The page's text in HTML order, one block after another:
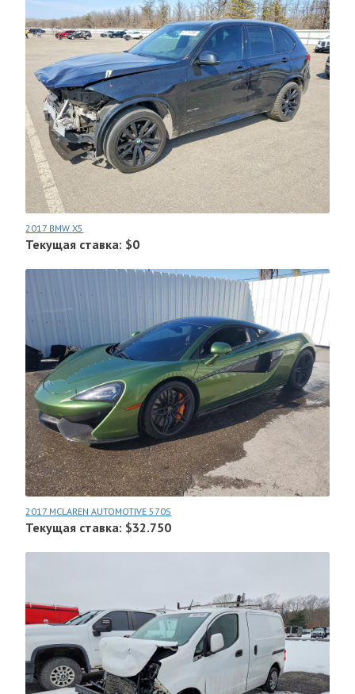
2017 BMW X5
Текущая ставка: $0
2017 MCLAREN AUTOMOTIVE 570S
Текущая ставка: $32.750